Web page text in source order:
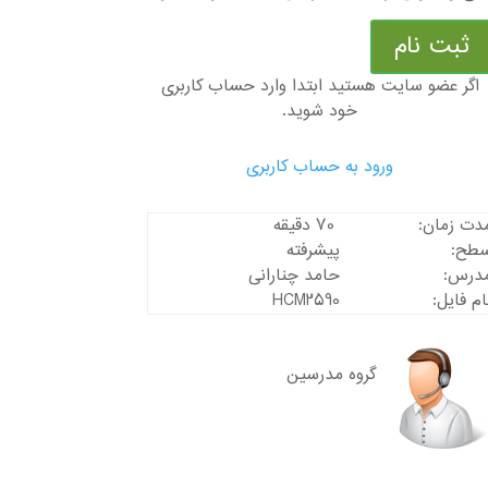
ثبت نام
اگر عضو سایت هستید ابتدا وارد حساب کاربری
خود شوید.
ورود به حساب کاربری
زمان:
پیشرفته
حامد چنارانی
فایل:
HCM2590
گروه مدرسین